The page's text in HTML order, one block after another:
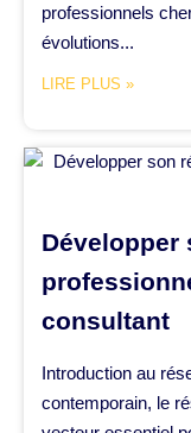
professionnels
évolutions...
LIRE PLUS »
Développer
consultant
Introduction au
contemporain, le